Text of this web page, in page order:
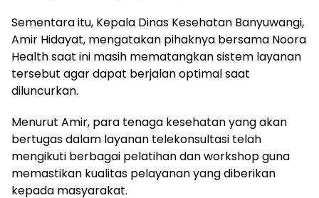
Sementara itu, Kepala Dinas Kesehatan Banyuwangi,
Amir Hidayat, mengatakan pihaknya bersama Noora
Health saat ini masih mematangkan sistem layanan
tersebut agar dapat berjalan optimal saat
diluncurkan.
Menurut Amir, para tenaga kesehatan yang akan
bertugas dalam layanan telekonsultasi telah
mengikuti berbagai pelatihan dan workshop guna
memastikan kualitas pelayanan yang diberikan
kepada masyarakat.